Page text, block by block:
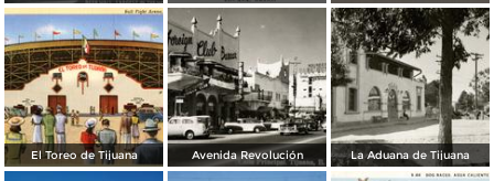
El Toreo de Tijuana Avenida Revolución La Aduana de Tijuana